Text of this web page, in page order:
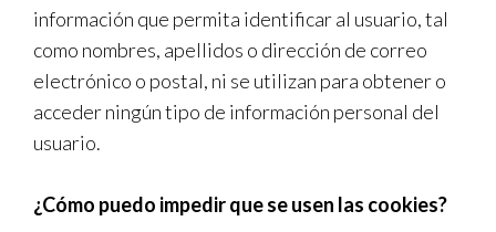
información que permita identificar al usuario, tal
como nombres, apellidos o dirección de correo
electrónico o postal, ni se utilizan para obtener o
acceder ningún tipo de información personal del
usuario.
¿Cómo puedo impedir que se usen las cookies?